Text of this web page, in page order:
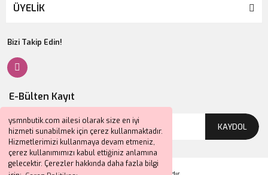
ysmnbutik.com ailesi olarak size en iyi
hizmeti sunabilmek için çerez kullanmaktadır.
Hizmetlerimizi kullanmaya devam etmeniz,
çerez kullanımımızı kabul ettiğiniz anlamına
gelecektir. Çerezler hakkında daha fazla bilgi
ÜYELİK
Bizi Takip Edin!
E-Bülten Kayıt
KAYDOL